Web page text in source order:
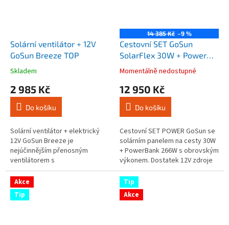
Solární ventilátor + 12V
GoSun Breeze TOP
Průměrné
produktu
4,3
5
hvězdiček.
Skladem
2 985 Kč
Do košíku
Solární ventilátor + elektrický
12V GoSun Breeze je
nejúčinnějším přenosným
ventilátorem s
bezkomutátorovým motorem v
oboru, funguje jen na solární
panel, navíc je super...
14 385 Kč –9 %
Cestovní SET GoSun
SolarFlex 30W + Power
Banka 266W
Průměrné
produktu
4,3
5
hvězdiček.
Momentálně nedostupné
12 950 Kč
Do košíku
Cestovní SET POWER GoSun se
solárním panelem na cesty 30W
+ PowerBank 266W s obrovským
výkonem. Dostatek 12V zdroje
na cestách. For EU customers -
contact us here to...
Akce
Tip
Tip
Akce